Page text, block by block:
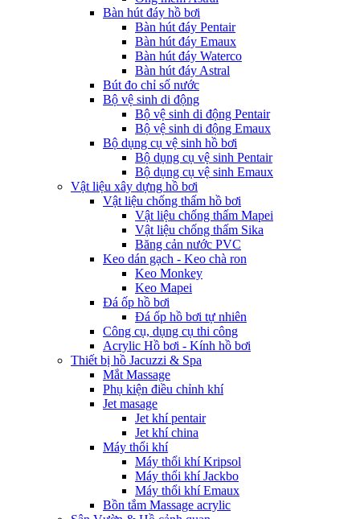
Bàn hút đáy hồ bơi
Bàn hút đáy Pentair
Bàn hút đáy Emaux
Bàn hút đáy Waterco
Bàn hút đáy Astral
Bút đo chỉ số nước
Bộ vệ sinh di động
Bộ vệ sinh di động Pentair
Bộ vệ sinh di động Emaux
Bộ dụng cụ vệ sinh hồ bơi
Bộ dụng cụ vệ sinh Pentair
Bộ dụng cụ vệ sinh Emaux
Vật liệu xây dựng hồ bơi
Vật liệu chống thấm hồ bơi
Vật liệu chống thấm Mapei
Vật liệu chống thấm Sika
Băng cản nước PVC
Keo dán gạch - Keo chà ron
Keo Monkey
Keo Mapei
Đá ốp hồ bơi
Đá ốp hồ bơi tự nhiên
Công cụ, dụng cụ thi công
Acrylic Hồ bơi - Kính hồ bơi
Thiết bị hồ Jacuzzi & Spa
Mắt Massage
Phụ kiện điều chỉnh khí
Jet masage
Jet khí pentair
Jet khí china
Máy thổi khí
Máy thổi khí Kripsol
Máy thổi khí Jackbo
Máy thổi khí Emaux
Bồn tắm Massage acrylic